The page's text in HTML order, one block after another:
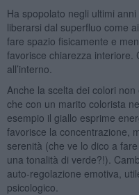
Ha spopolato negli ultimi
liberarsi dal superfluo come
fare spazio fisicamente e
favorisce chiarezza interiore.
all’interno.
Anche la scelta dei colori
che con un marito colorista
esempio il giallo esprime
favorisce la concentrazione,
serenità (che ve lo dico a
una tonalità di verde?!).
auto-regolazione emotiva,
psicologico.